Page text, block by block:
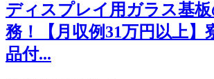
ディスプレイ用ガラス基
務！【月収例31万円以上
品付...